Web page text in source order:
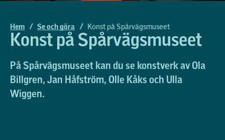
Skolvisning SFI
Hem / Se och göra / Konst på Spårvägsmuseet
Konst på Spårvägsmuseet
På Spårvägsmuseet kan du se konstverk av Ola
Billgren, Jan Håfström, Olle Kåks och Ulla
Wiggen.